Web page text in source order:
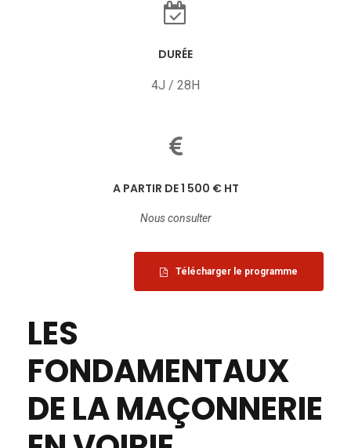
DURÉE
4J / 28H
A PARTIR DE 1 500 € HT
Nous consulter
Télécharger le programme
LES
FONDAMENTAUX
DE LA MAÇONNERIE